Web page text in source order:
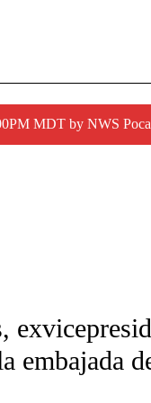
MDT by NWS
RECEIVE NOTIFICATIONS
embajada